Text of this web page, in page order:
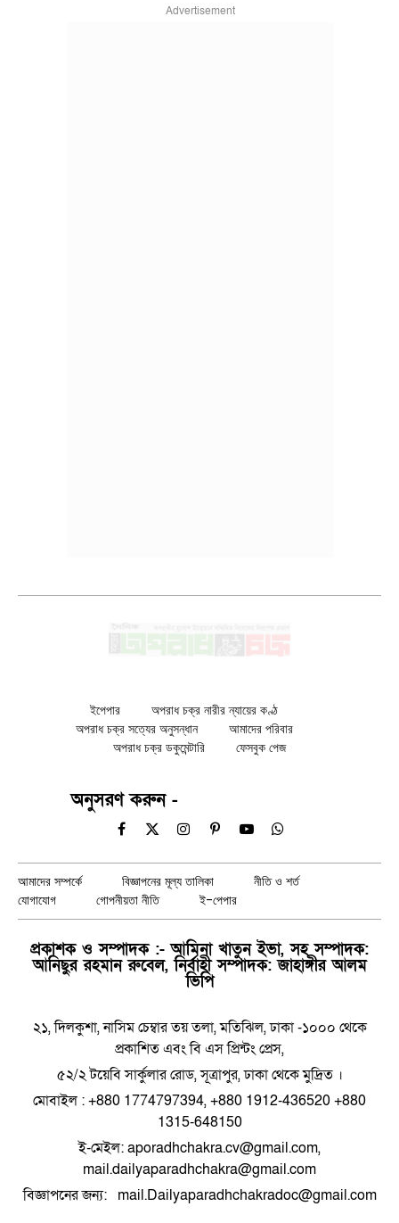
Advertisement
ইপেপার
অপরাধ চক্র নারীর ন্যায়ের কণ্ঠ
অপরাধ চক্র সত্যের অনুসন্ধান
আমাদের পরিবার
অপরাধ চক্র ডকুমেন্টারি
ফেসবুক পেজ
অনুসরণ করুন -
Facebook
X
InstagramPinterestYouTubeWhatsApp
আমাদের সম্পর্কে বিজ্ঞাপনের মূল্য তালিকা
নীতি ও শর্ত
যোগাযোগ
গোপনীয়তা নীতি ই-পেপার
প্রকাশক ও সম্পাদক :- আমিনা খাতুন ইভা, সহ সম্পাদক:
আনিছুর রহমান রুবেল, নির্বাহী সম্পাদক: জাহাঙ্গীর আলম
ভিপি
২১, দিলকুশা, নাসিম চেম্বার তয় তলা, মতিঝিল, ঢাকা -১০০০ থেকে
প্রকাশিত এবং বি এস প্রিন্টং প্রেস,
৫২/২ টয়েবি সার্কুলার রোড, সূত্রাপুর, ঢাকা থেকে মুদ্রিত ।
মোবাইল : +880 1774797394, +880 1912-436520 +880
1315-648150
ই-মেইল: aporadhchakra.cv@gmail.com,
mail.dailyaparadhchakra@gmail.com
বিজ্ঞাপনের জন্য: mail.Dailyaparadhchakradoc@gmail.com